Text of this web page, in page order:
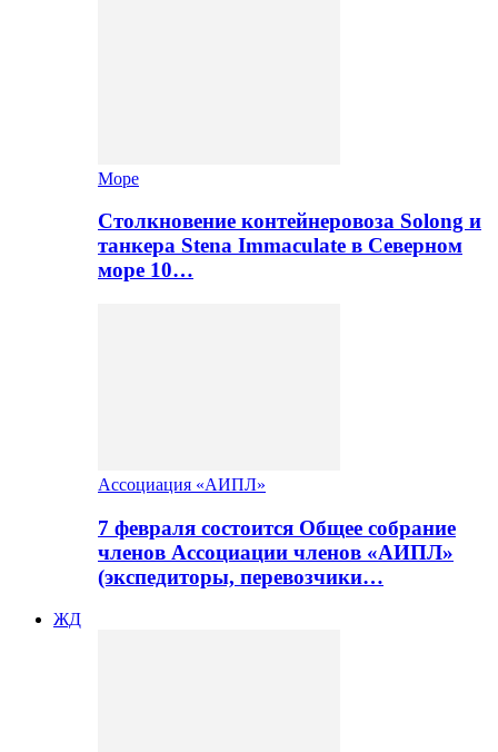
Море
Столкновение контейнеровоза Solong и
танкера Stena Immaculate в Северном
море 10…
Ассоциация «АИПЛ»
7 февраля состоится Общее собрание
членов Ассоциации членов «АИПЛ»
(экспедиторы, перевозчики…
ЖД